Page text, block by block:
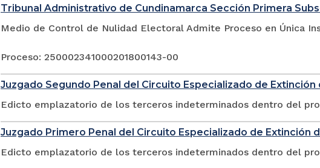
Tribunal Administrativo de Cundinamarca Sección Primera
Medio de Control de Nulidad Electoral Admite Proceso en Única
Proceso: 250002341000201800143-00
Juzgado Segundo Penal del Circuito Especializado de
Edicto emplazatorio de los terceros indeterminados dentro del
Juzgado Primero Penal del Circuito Especializado de Extinción
Edicto emplazatorio de los terceros indeterminados dentro del